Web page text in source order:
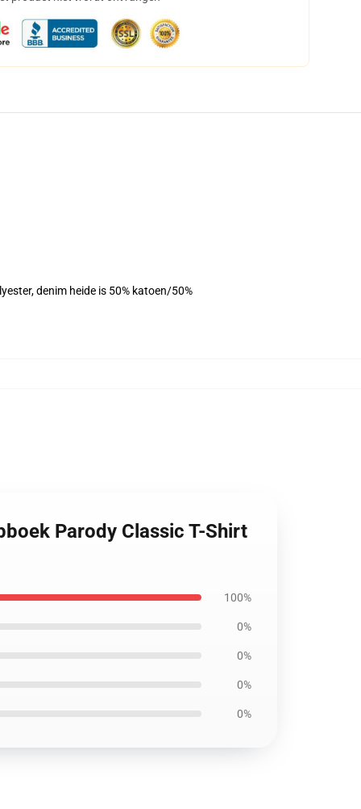
denim heide is 50% katoen/50%
Parody Classic T-Shirt
100%
0%
0%
0%
0%